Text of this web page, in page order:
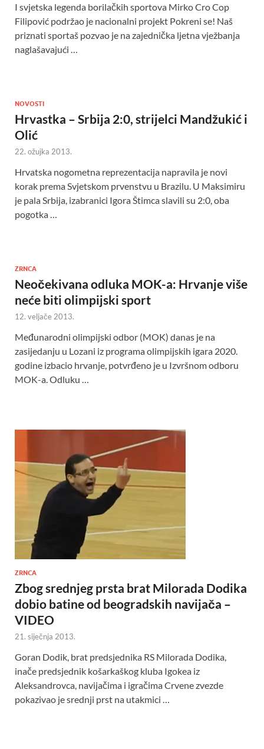
I svjetska legenda borilačkih sportova Mirko Cro Cop
Filipović podržao je nacionalni projekt Pokreni se! Naš
priznati sportaš pozvao je na zajednička ljetna vježbanja
naglašavajući …
NOVOSTI
Hrvastka – Srbija 2:0, strijelci Mandžukić i
Olić
22. ožujka 2013.
Hrvatska nogometna reprezentacija napravila je novi
korak prema Svjetskom prvenstvu u Brazilu. U Maksimiru
je pala Srbija, izabranici Igora Štimca slavili su 2:0, oba
pogotka …
ZRNCA
Neočekivana odluka MOK-a: Hrvanje više
neće biti olimpijski sport
12. veljače 2013.
Međunarodni olimpijski odbor (MOK) danas je na
zasijedanju u Lozani iz programa olimpijskih igara 2020.
godine izbacio hrvanje, potvrđeno je u Izvršnom odboru
MOK-a. Odluku …
ZRNCA
Zbog srednjeg prsta brat Milorada Dodika
dobio batine od beogradskih navijača –
VIDEO
21. siječnja 2013.
Goran Dodik, brat predsjednika RS Milorada Dodika,
inače predsjednik košarkaškog kluba Igokea iz
Aleksandrovca, navijačima i igračima Crvene zvezde
pokazivao je srednji prst na utakmici …